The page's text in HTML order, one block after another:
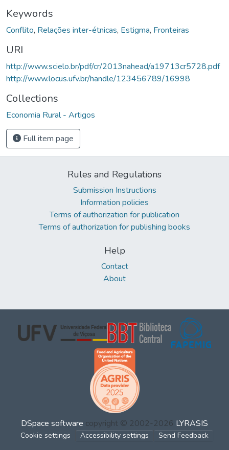
Keywords
Conflito, Relações inter-étnicas, Estigma, Fronteiras
URI
http://www.scielo.br/pdf/cr/2013nahead/a19713cr5728.pdf
http://www.locus.ufv.br/handle/123456789/16998
Collections
Economia Rural - Artigos
Full item page
Rules and Regulations
Submission Instructions
Information policies
Terms of authorization for publication
Terms of authorization for publishing books
Help
Contact
About
DSpace software copyright © 2002-2026 LYRASIS
Cookie settings Accessibility settings Send Feedback